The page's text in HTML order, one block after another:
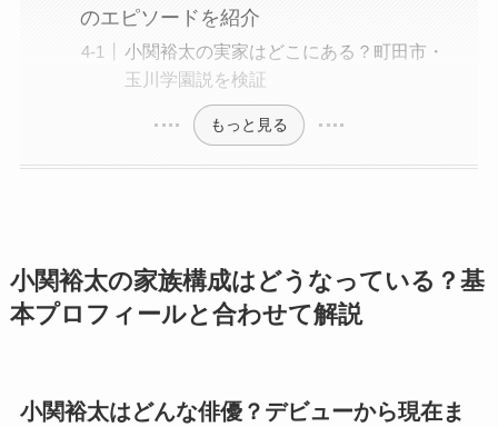
のエピソードを紹介
小関裕太の実家はどこにある？町田市・
玉川学園説を検証
もっと見る
小関裕太の家族構成はどうなっている？基
本プロフィールと合わせて解説
小関裕太はどんな俳優？デビューから現在ま